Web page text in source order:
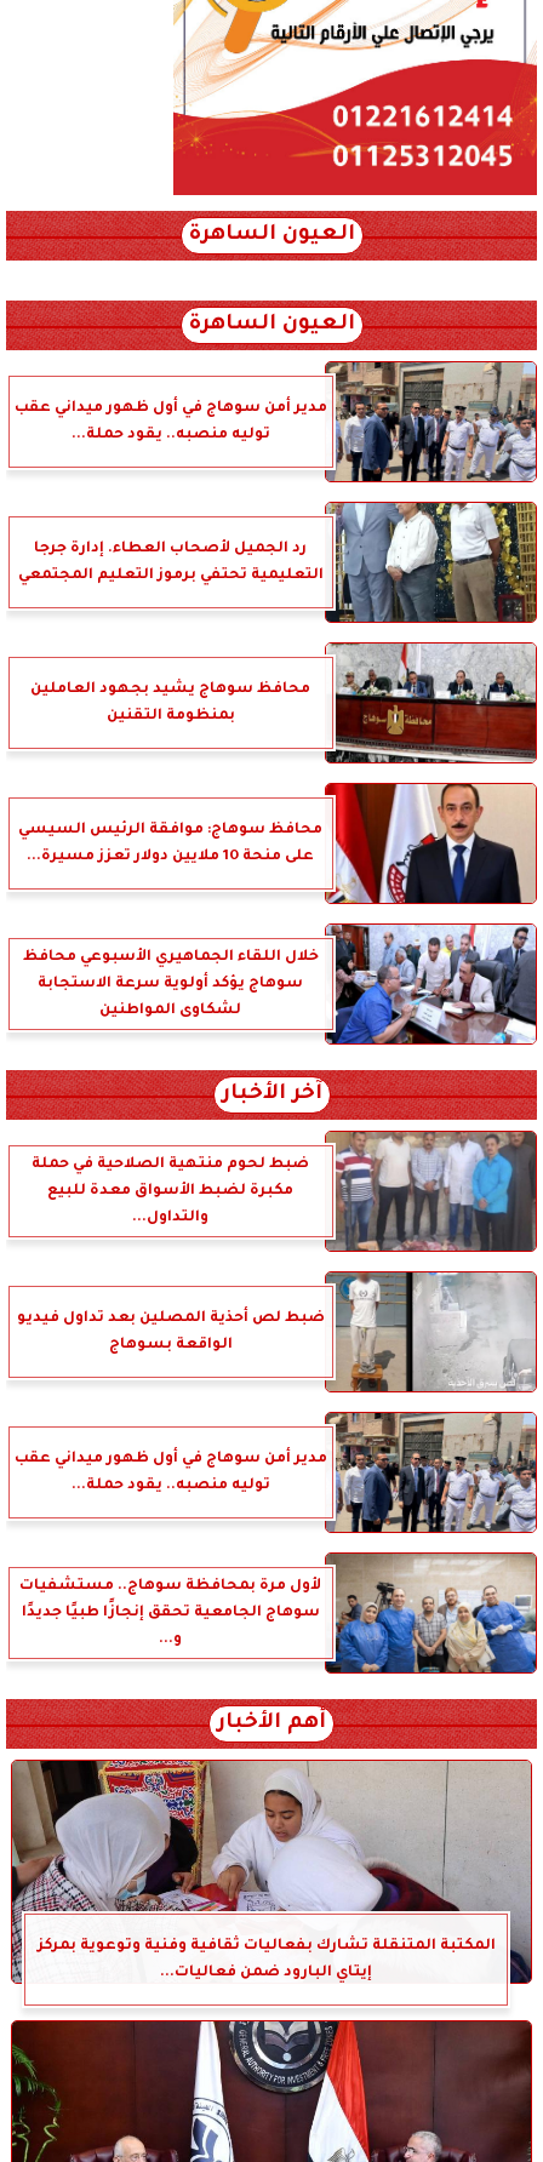
العيون الساهرة
العيون الساهرة
مدير أمن سوهاج في أول ظهور ميداني عقب
توليه منصبه.. يقود حملة...
رد الجميل لأصحاب العطاء. إدارة جرجا
التعليمية تحتفي برموز التعليم المجتمعي
محافظ سوهاج يشيد بجهود العاملين
بمنظومة التقنين
محافظ سوهاج: موافقة الرئيس السيسي
على منحة 10 ملايين دولار تعزز مسيرة...
خلال اللقاء الجماهيري الأسبوعي محافظ
سوهاج يؤكد أولوية سرعة الاستجابة
لشكاوى المواطنين
آخر الأخبار
ضبط لحوم منتهية الصلاحية في حملة
مكبرة لضبط الأسواق معدة للبيع
والتداول...
ضبط لص أحذية المصلين بعد تداول فيديو
الواقعة بسوهاج
مدير أمن سوهاج في أول ظهور ميداني عقب
توليه منصبه.. يقود حملة...
لأول مرة بمحافظة سوهاج.. مستشفيات
سوهاج الجامعية تحقق إنجازًا طبيًا جديدًا
و...
أهم الأخبار
المكتبة المتنقلة تشارك بفعاليات ثقافية وفنية وتوعوية بمركز
إيتاي البارود ضمن فعاليات...